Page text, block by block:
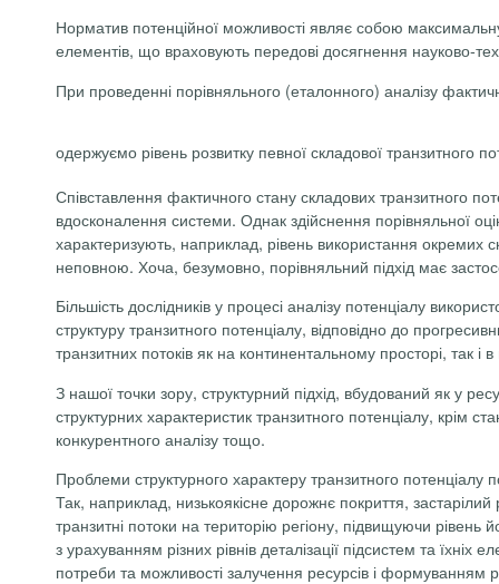
Норматив потенційної можливості являє собою
елементів, що враховують передові досягнення науково-
При проведенні порівняльного (еталонного) аналізу
одержуємо рівень розвитку певної складової транзитного
Співставлення фактичного стану складових транзитного
вдосконалення системи. Однак здійснення порівняльної
характеризують, наприклад, рівень використання окремих
неповною. Хоча, безумовно, порівняльний підхід має
Більшість дослідників у процесі аналізу потенціалу
структуру транзитного потенціалу, відповідно до
транзитних потоків як на континентальному просторі, так і в
З нашої точки зору, структурний підхід, вбудований як у
структурних характеристик транзитного потенціалу, крім
конкурентного аналізу тощо.
Проблеми структурного характеру транзитного
Так, наприклад, низькоякісне дорожнє покриття,
транзитні потоки на територію регіону, підвищуючи
з урахуванням різних рівнів деталізації підсистем та
потреби та можливості залучення ресурсів і